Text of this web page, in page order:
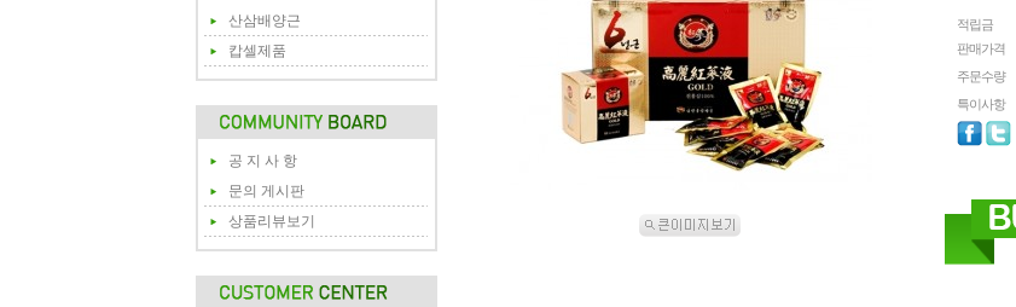
산삼배양근
캅셀제품
공 지 사 항
문의 게시판
상품리뷰보기
적립금
판매가격
주문수량
특이사항